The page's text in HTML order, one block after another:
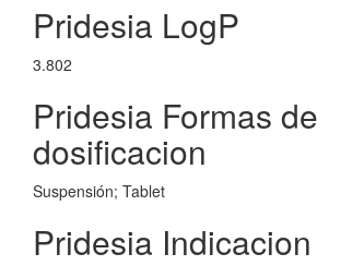
Pridesia LogP
3.802
Pridesia Formas de
dosificacion
Suspensión; Tablet
Pridesia Indicacion